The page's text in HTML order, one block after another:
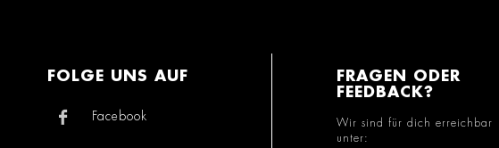
FOLGE UNS AUF
Facebook
FRAGEN ODER
FEEDBACK?
Wir sind für dich erreichbar
unter: